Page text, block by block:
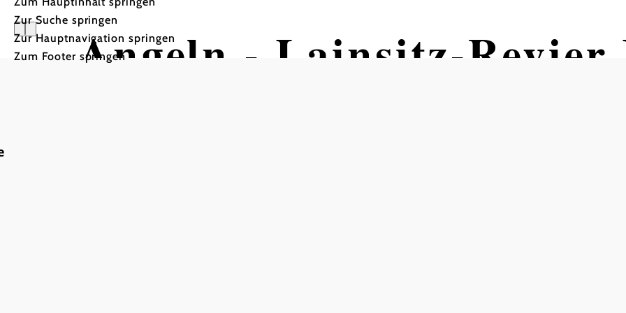
Zur Suche springen
Zur Hauptnavigation springen
Zum Footer springenAngeln - Lainsitz-